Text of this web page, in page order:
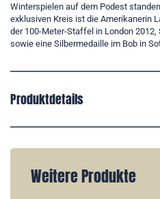
Winterspielen auf dem Podest
exklusiven Kreis ist die Amerikanerin
der 100-Meter-Staffel in London
sowie eine Silbermedaille im Bob in
Produktdetails
Weitere Produkte